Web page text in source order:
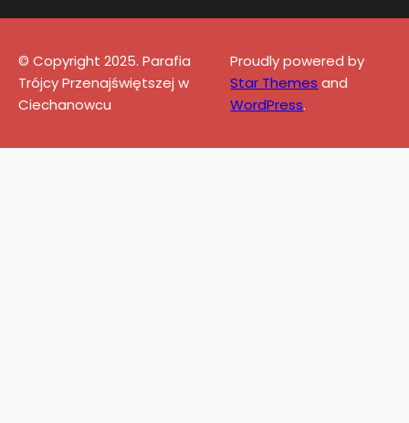
© Copyright 2025. Parafia
Trójcy Przenajświętszej w
Ciechanowcu
Proudly powered by
Star Themes and
WordPress.